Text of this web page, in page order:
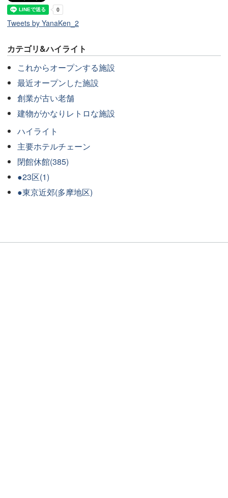
Tweets by YanaKen_2
カテゴリ&ハイライト
これからオープンする施設
最近オープンした施設
創業が古い老舗
建物がかなりレトロな施設
ハイライト
主要ホテルチェーン
閉館休館(385)
●23区(1)
●東京近郊(多摩地区)